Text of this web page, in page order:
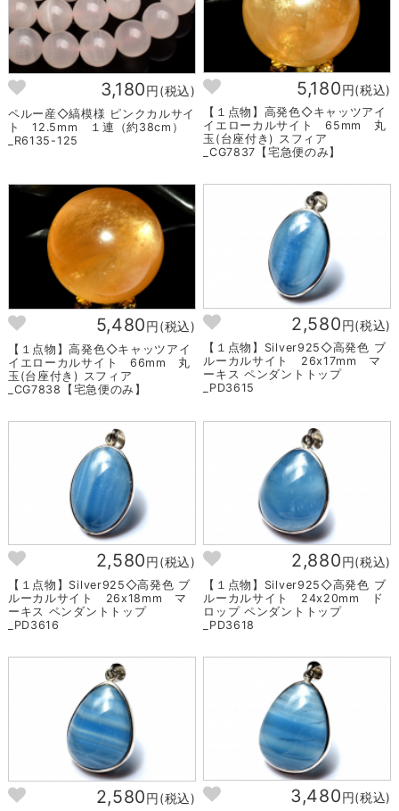
3,180円(税込)
ペルー産◇縞模様 ピンクカルサイ
ト 12.5mm １連（約38cm）
_R6135-125
5,180円(税込)
【１点物】高発色◇キャッツアイ
イエローカルサイト 65mm 丸
玉(台座付き) スフィア
_CG7837【宅急便のみ】
5,480円(税込)
【１点物】高発色◇キャッツアイ
イエローカルサイト 66mm 丸
玉(台座付き) スフィア
_CG7838【宅急便のみ】
2,580円(税込)
【１点物】Silver925◇高発色 ブ
ルーカルサイト 26x17mm マ
ーキス ペンダントトップ
_PD3615
2,580円(税込)
【１点物】Silver925◇高発色 ブ
ルーカルサイト 26x18mm マ
ーキス ペンダントトップ
_PD3616
2,880円(税込)
【１点物】Silver925◇高発色 ブ
ルーカルサイト 24x20mm ド
ロップ ペンダントトップ
_PD3618
2,580円(税込) 3,480円(税込)